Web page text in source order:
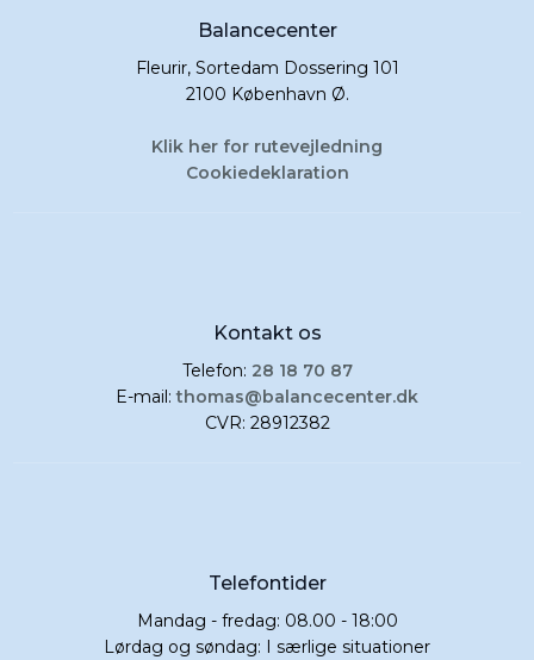
Balancecenter
​Fleurir, Sortedam Dossering 101
2100 København Ø.
Klik her for rutevejledning
Cookiedeklaration
Kontakt os
Telefon: 28 18 70 87
E-mail:thomas@balancecenter.dk
CVR: 28912382
Telefontider
Mandag - fredag: 08.00 - 18:00
Lørdag og søndag: I særlige situationer